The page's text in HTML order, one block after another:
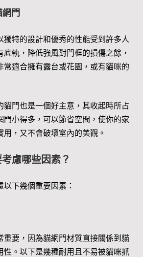
門
獨特的設計和優秀的性能受到許多人
底軌，降低強風對門框的損傷之餘，
常適合擁有露台或花園，或有貓咪的
貓門也是一個好主意，其收起時所占
門小得多，可以節省空間，使你的家
用，又不會破壞室內的美觀。
慮哪些因素？
下幾個重要因素：
重要，因為貓網門材質直接關係到貓
性。以下是幾種耐用且不易被貓咪抓